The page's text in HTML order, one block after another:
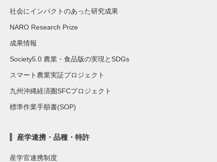
社会にインパクトのあった研究成果
NARO Research Prize
成果情報
Society5.0 農業・食品版の実現とSDGs
スマート農業実証プロジェクト
九州沖縄経済圏SFCプロジェクト
標準作業手順書(SOP)
産学連携・品種・特許
産学官連携制度